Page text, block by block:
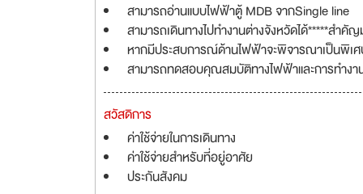
สามารถอ่านแบบไฟฟ้าตู้ MDB จากSingle line
สามารถเดินทางไปทำงานต่างจังหวัดได้*****สำคั
หากมีประสบการณ์ด้านไฟฟ้าจะพิจารณาเป็นพิเ
สามารถทดสอบคุณสมบัติทางไฟฟ้าและการทำงา
สวัสดิการ
ค่าใช้จ่ายในการเดินทาง
ค่าใช้จ่ายสำหรับที่อยู่อาศัย
ประกันสังคม